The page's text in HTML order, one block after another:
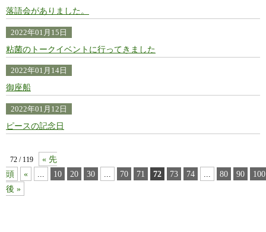
落語会がありました。
2022年01月15日
粘菌のトークイベントに行ってきました
2022年01月14日
御座船
2022年01月12日
ピースの記念日
72 / 119
« 先
頭
« 10 20 30 70 71 72 73 74 80 90
100
後 »